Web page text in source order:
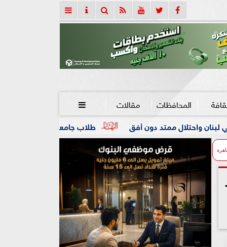
المحافظات مقالات 
طلاب جامعة المنوفية داخل «الكلية الجوية».. دون أفق
من 10